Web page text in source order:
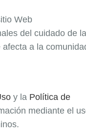
(de los
para los
Web
del cuidado de la
a la
y la Política de
mediante el